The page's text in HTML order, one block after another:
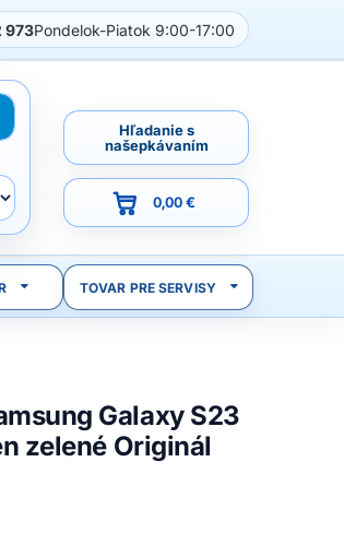
973Pondelok-Piatok 9:00-17:00
Hľadanie s
našepkávaním
0,00 €
TOVAR PRE SERVISY
Galaxy S23
zelené Originál